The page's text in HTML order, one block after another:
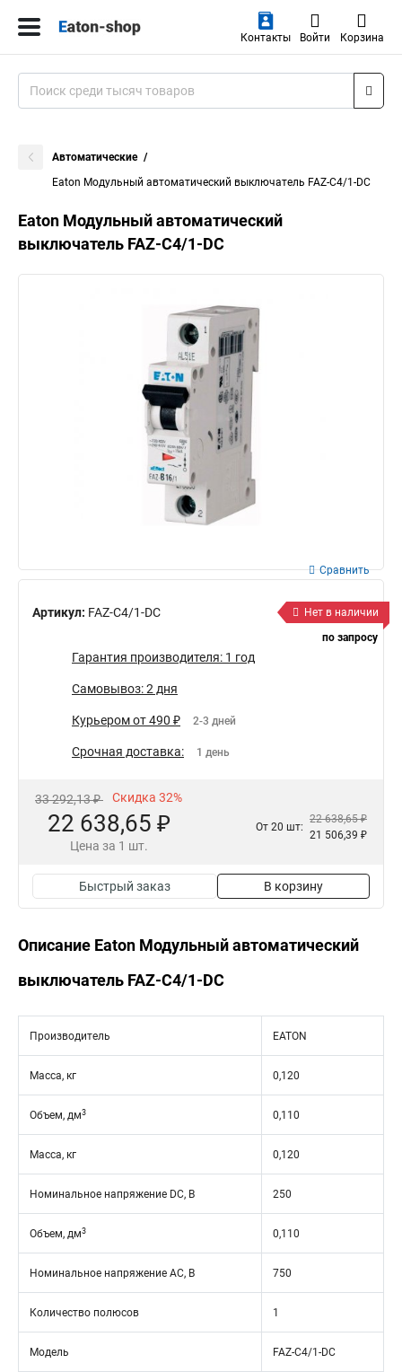
Контакты Войти Корзина
Автоматические
Eaton Модульный автоматический выключатель FAZ-C4/1-DC
Eaton Модульный автоматический
выключатель FAZ-C4/1-DC
Артикул: FAZ-C4/1-DC
Сравнить
Нет в наличии
по запросу
Гарантия производителя: 1 год
Самовывоз: 2 дня
Курьером от 490 ₽ 2-3 дней
Срочная доставка: 1 день
33 292,13 ₽ Скидка 32%
22 638,65 ₽
Цена за 1 шт.
От 20 шт:
22 638,65 ₽
21 506,39 ₽
Быстрый заказ В корзину
Описание Eaton Модульный автоматический
выключатель FAZ-C4/1-DC
Производитель EATON
Масса, кг 0,120
Объем, дм3 0,110
Масса, кг 0,120
Номинальное напряжение DC, В 250
Объем, дм3 0,110
Номинальное напряжение АС, В 750
Количество полюсов 1
Модель FAZ-C4/1-DC